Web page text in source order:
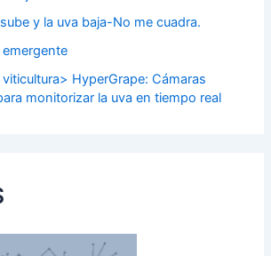
y la uva baja-No me cuadra.
HyperGrape: Cámaras
monitorizar la uva en tiempo real